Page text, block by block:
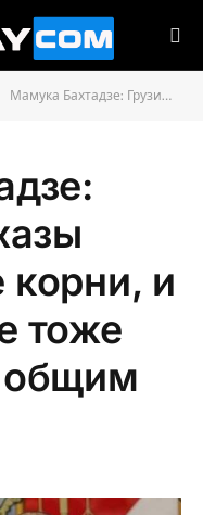
Мамука Бахтадзе: Грузины и абхазы имеют общие корни, и наше будущее тоже должно быть общим
и
тоже
общим